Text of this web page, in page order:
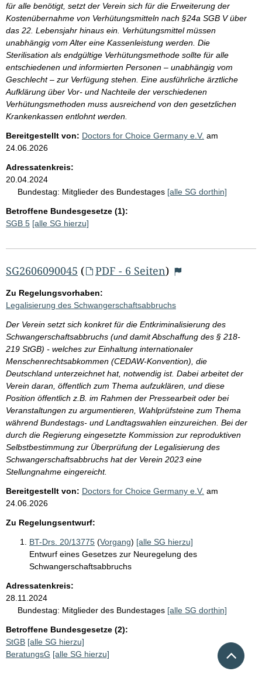
für alle benötigt, setzt der Verein sich für die Erweiterung der
Kostenübernahme von Verhütungsmitteln nach §24a SGB V über
das 22. Lebensjahr hinaus ein. Verhütungsmittel müssen
unabhängig vom Alter eine Kassenleistung werden. Die
Sterilisation als endgültige Verhütungsmethode sollte für alle
entschiedenen und informierten Personen – unabhängig vom
Geschlecht – zur Verfügung stehen. Eine ausführliche ärztliche
Aufklärung über Vor- und Nachteile der verschiedenen
Verhütungsmethoden muss ausreichend von den gesetzlichen
Krankenkassen entlohnt werden.
Bereitgestellt von: Doctors for Choice Germany e.V. am
24.06.2026
Adressatenkreis:
20.04.2024
Bundestag: Mitglieder des Bundestages [alle SG dorthin]
Betroffene Bundesgesetze (1):
SGB 5 [alle SG hierzu]
SG2606090045 ( PDF - 6 Seiten)
Zu Regelungsvorhaben:
Legalisierung des Schwangerschaftsabbruchs
Der Verein setzt sich konkret für die Entkriminalisierung des
Schwangerschaftsabbruchs (und damit Abschaffung des § 218-
219 StGB) - welches zur Einhaltung internationaler
Menschenrechtsabkommen (CEDAW-Konvention), die
Deutschland unterzeichnet hat, notwendig ist. Dabei arbeitet der
Verein daran, öffentlich zum Thema aufzuklären, und diese
Position öffentlich z.B. im Rahmen der Pressearbeit oder bei
Veranstaltungen zu argumentieren, Wahlprüfsteine zum Thema
während Bundestags- und Landtagswahlen einzureichen. Bei der
durch die Regierung eingesetzte Kommission zur reproduktiven
Selbstbestimmung zur Überprüfung der Legalisierung des
Schwangerschaftsabbruchs hat der Verein 2023 eine
Stellungnahme eingereicht.
Bereitgestellt von: Doctors for Choice Germany e.V. am
24.06.2026
Zu Regelungsentwurf:
BT-Drs. 20/13775 (Vorgang) [alle SG hierzu]
Entwurf eines Gesetzes zur Neuregelung des
Schwangerschaftsabbruchs
Adressatenkreis:
28.11.2024
Bundestag: Mitglieder des Bundestages [alle SG dorthin]
Betroffene Bundesgesetze (2):
StGB [alle SG hierzu]
BeratungsG [alle SG hierzu]